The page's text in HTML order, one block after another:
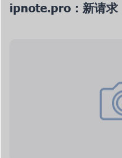
ipnote.pro：新请求